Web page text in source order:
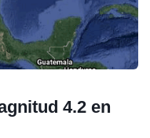
4.2 en